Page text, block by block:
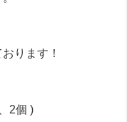
ります！
2個 )